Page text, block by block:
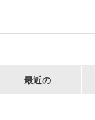
最近の